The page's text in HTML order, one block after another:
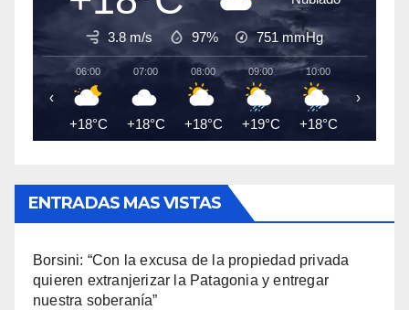
3.8 m/s 97% 751 mmHg
06:00
+18°C
07:00
+18°C
08:00
+18°C
09:00
+19°C
10:00
+18°C
‹ ›
ENTRADAS MAS VISTAS
Borsini: “Con la excusa de la propiedad privada
quieren extranjerizar la Patagonia y entregar
nuestra soberanía”